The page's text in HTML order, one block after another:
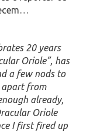
20 years
Oriole”, has
a few nods to
apart from
already,
Oriole
I first fired up